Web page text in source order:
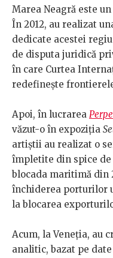
Marea Neagră este
În 2012, au realizat
dedicate acestei
de disputa juridică
în care Curtea
redefinește
Apoi, în lucrarea
văzut-o în expoziția
artiștii au realizat o
împletite din spice de
blocada maritimă din
închiderea porturilor
la blocarea
Acum, la Veneția, au
analitic, bazat pe